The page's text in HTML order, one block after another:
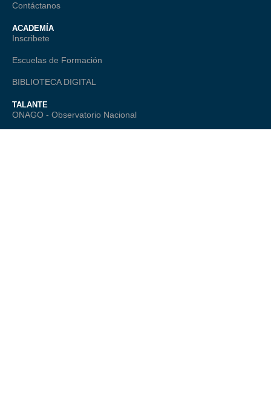
Contáctanos
ACADEMÍA
Inscribete
Escuelas de Formación
BIBLIOTECA DIGITAL
TALANTE
ONAGO - Observatorio Nacional